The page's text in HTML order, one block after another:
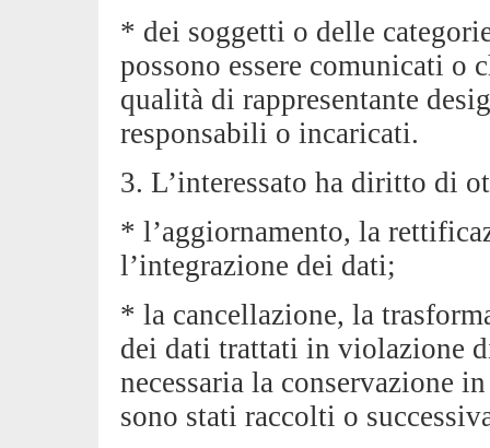
* dei soggetti o delle
possono essere comunicati o
qualità di rappresentante
responsabili o incaricati.
3. L’interessato ha diritto di
* l’aggiornamento, la
l’integrazione dei dati;
* la cancellazione, la
dei dati trattati in violazione
necessaria la conservazione
sono stati raccolti o